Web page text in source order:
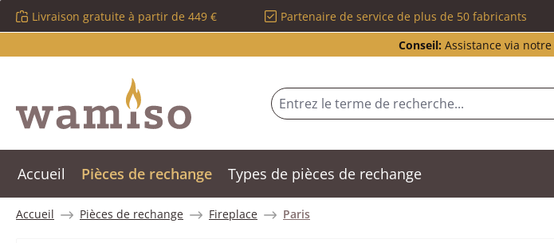
au contenu principal
Passer à la recherche
Passer à la navigation principale
Livraison gratuite à partir de 449 € Partenaire de service de plus de 50 fabricants
Conseil: Assistance via notre
Accueil Pièces de rechange Types de pièces de rechange
Accueil Pièces de rechange Fireplace Paris